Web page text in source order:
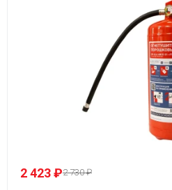
2 423 ₽2 730 ₽